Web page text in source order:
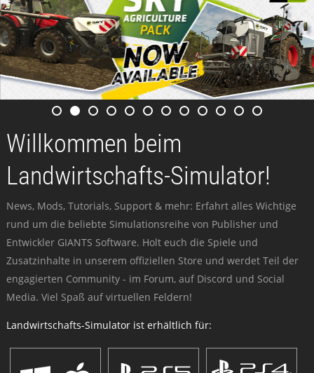
Willkommen beim
Landwirtschafts-Simulator!
News, Mods, Tutorials, Support & mehr: Erfahrt alles Wichtige
rund um die beliebte Simulationsreihe von Publisher und
Entwickler GIANTS Software. Holt euch die Spiele und
Zusatzinhalte in unserem offiziellen Store und werdet Teil der
engagierten Community - im Forum, auf Discord und Social
Media. Viel Spaß auf virtuellen Feldern!
Landwirtschafts-Simulator ist erhältlich für: